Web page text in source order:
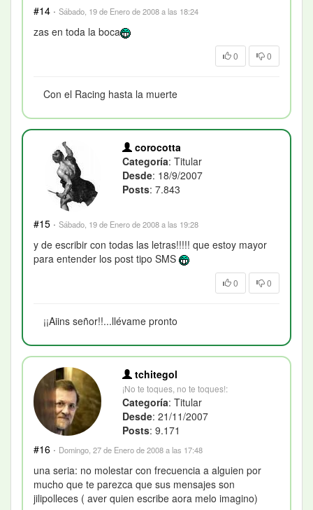
#14 · Sábado, 19 de Enero de 2008 a las 18:24
zas en toda la boca
0 0
Con el Racing hasta la muerte
corocotta
Categoría: Titular
Desde: 18/9/2007
Posts: 7.843
#15 · Sábado, 19 de Enero de 2008 a las 19:28
y de escribir con todas las letras!!!!! que estoy mayor
para entender los post tipo SMS
0 0
¡¡Aiins señor!!...llévame pronto
tchitegol
¡No te toques, no te toques!:
Categoría: Titular
Desde: 21/11/2007
Posts: 9.171
#16 · Domingo, 27 de Enero de 2008 a las 17:48
una seria: no molestar con frecuencia a alguien por
mucho que te parezca que sus mensajes son
jilipolleces ( aver quien escribe aora melo imagino)